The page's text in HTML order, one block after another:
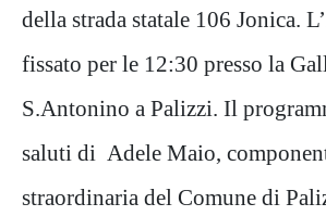
della strada statale 106 Jonica.
fissato per le 12:30 presso la
S.Antonino a Palizzi. Il
saluti di Adele Maio,
straordinaria del Comune di